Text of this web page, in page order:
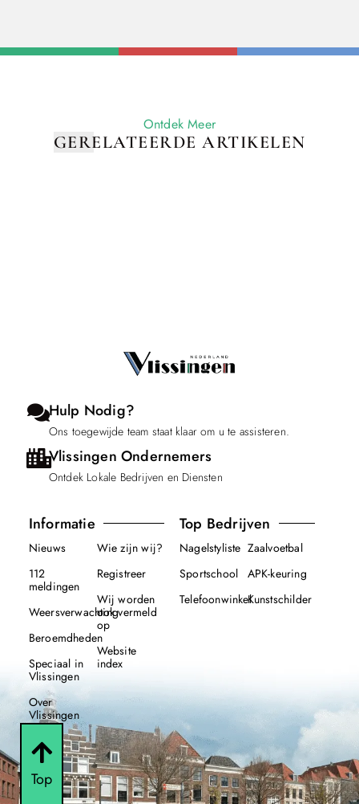
Top
Ontdek Meer
GERELATEERDE ARTIKELEN
Hulp Nodig?
Ons toegewijde team staat klaar om u te assisteren.
Vlissingen Ondernemers
Ontdek Lokale Bedrijven en Diensten
Informatie
Nieuws
112
meldingen
Weersverwachting
Beroemdheden
Speciaal in
Vlissingen
Over
Vlissingen
Wie zijn wij?
Registreer
Wij worden
ook vermeld
op
Website
index
Top Bedrijven
Nagelstyliste
Sportschool
Telefoonwinkel
Zaalvoetbal
APK-keuring
Kunstschilder